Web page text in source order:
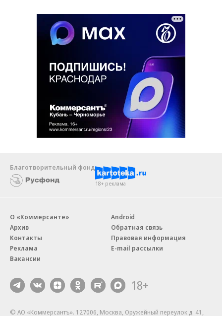
Благотворительный фонд
18+ реклама
О «Коммерсанте»
Архив
Контакты
Реклама
Вакансии
Android
Обратная связь
Правовая информация
E-mail рассылки
18+
© АО «Коммерсантъ». 127006, Москва, Оружейный переулок д. 41,